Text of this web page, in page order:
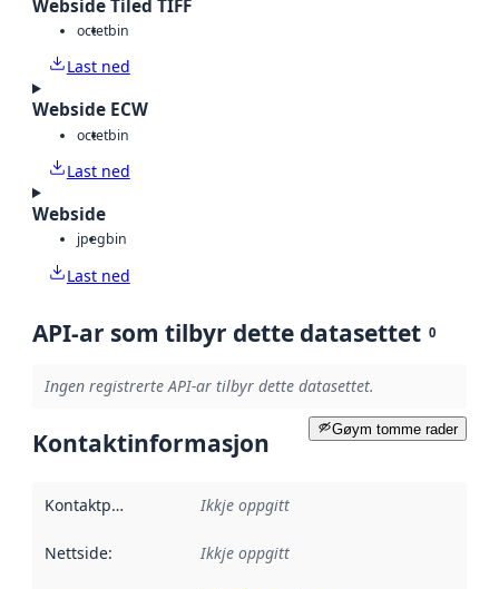
Webside Tiled TIFF
octetbin
Last ned
Webside ECW
octetbin
Last ned
Webside
jpegbin
Last ned
API-ar som tilbyr dette datasettet 0
Ingen registrerte API-ar tilbyr dette datasettet.
Gøym tomme rader
Kontaktinformasjon
Kontaktpunkt Ikkje oppgitt
Nettside: Ikkje oppgitt